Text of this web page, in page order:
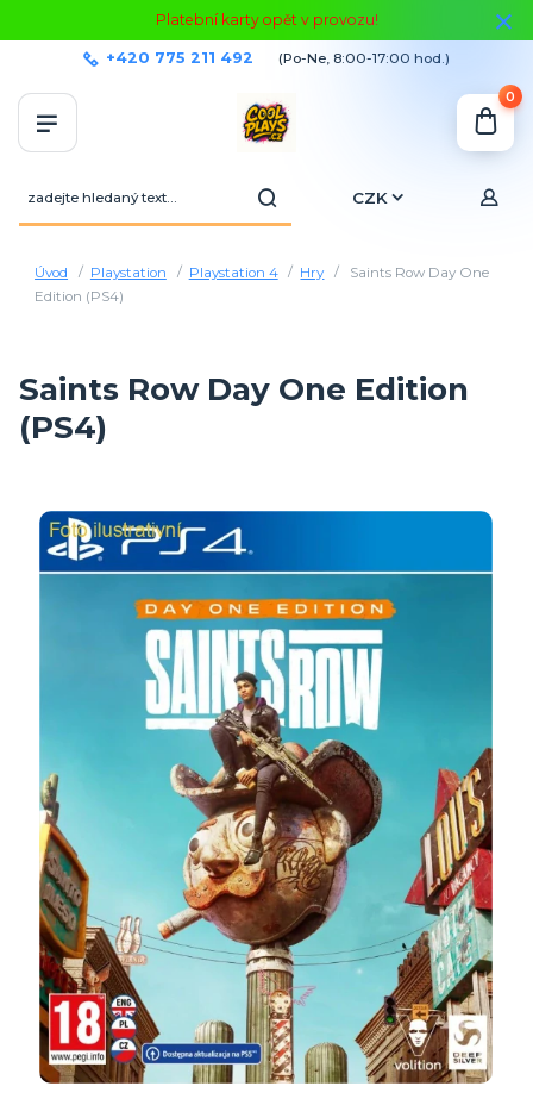
Platební karty opět v provozu!
CZK
+420 775 211 492 (Po-Ne, 8:00-17:00 hod.)
0
Úvod Playstation Playstation 4 Hry
Saints Row Day One
Edition (PS4)
Saints Row Day One Edition
(PS4)